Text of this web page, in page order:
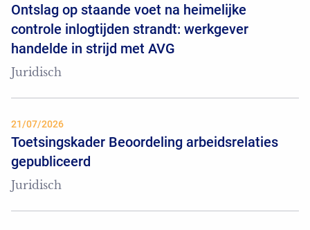
Ontslag op staande voet na heimelijke
controle inlogtijden strandt: werkgever
handelde in strijd met AVG
Juridisch
21/07/2026
Toetsingskader Beoordeling arbeidsrelaties
gepubliceerd
Juridisch